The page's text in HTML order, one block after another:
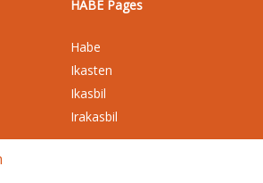
HABE Pages
Habe
Ikasten
Ikasbil
Irakasbil